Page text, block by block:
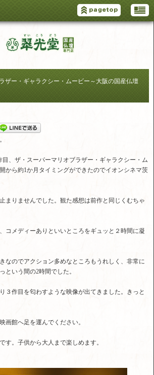
ザー・ギャラクシー・ムービー～大阪の国産仏壇
目、ザ・スーパーマリオブラザー・ギャラクシー・ム
から約1か月タイミングができたのでイオンシネマ茨
まりませんでした。観た感想は前作と同じくむちゃ
コメディーありといいところをギュッと２時間に凝
なのでアクション多めなところもうれしく、非常に
という間の2時間でした。
３作目を匂わすような映像が出てきました。きっと
画館へ足を運んでください。
す。子供から大人まで楽しめます。